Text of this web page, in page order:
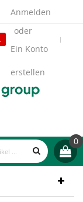
Anmelden
Ein Konto
erstellen
0